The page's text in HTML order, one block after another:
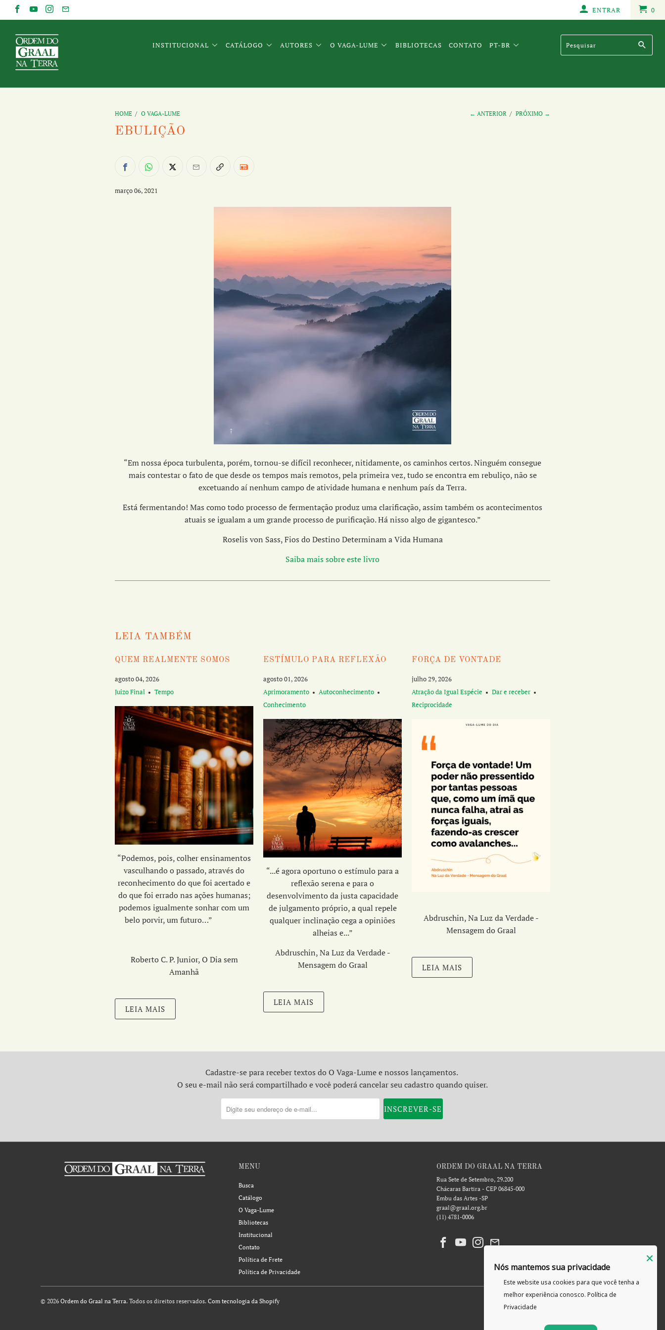
0
ENTRAR
INSTITUCIONAL CATÁLOGO AUTORES O VAGA-LUME BIBLIOTECAS CONTATO PT-BR
HOME / O VAGA-LUME ← ANTERIOR / PRÓXIMO →
EBULIÇÃO
março 06, 2021
“Em nossa época turbulenta, porém, tornou-se difícil reconhecer, nitidamente, os caminhos certos. Ninguém consegue
mais contestar o fato de que desde os tempos mais remotos, pela primeira vez, tudo se encontra em rebuliço, não se
excetuando aí nenhum campo de atividade humana e nenhum país da Terra.
Está fermentando! Mas como todo processo de fermentação produz uma clarificação, assim também os acontecimentos
atuais se igualam a um grande processo de purificação. Há nisso algo de gigantesco.”
Roselis von Sass, Fios do Destino Determinam a Vida Humana
Saiba mais sobre este livro
LEIA TAMBÉM
QUEM REALMENTE SOMOS
agosto 04, 2026
Juizo Final
Tempo
“Podemos, pois, colher ensinamentos
vasculhando o passado, através do
reconhecimento do que foi acertado e
do que foi errado nas ações humanas;
podemos igualmente sonhar com um
belo porvir, um futuro…”
Roberto C. P. Junior, O Dia sem
Amanhã
LEIA MAIS
ESTÍMULO PARA REFLEXÃO
agosto 01, 2026
Aprimoramento
Autoconhecimento
Conhecimento
“...é agora oportuno o estímulo para a
reflexão serena e para o
desenvolvimento dajusta capacidade
de julgamento próprio,a qual repele
qualquer inclinação cega a opiniões
alheias e...”
Abdruschin, Na Luz da Verdade -
Mensagem do Graal
LEIA MAIS
FORÇA DE VONTADE
julho 29, 2026
Atração da Igual Espécie
Dar e receber
Reciprocidade
Abdruschin, Na Luz da Verdade -
Mensagem do Graal
LEIA MAIS
Cadastre-se para receber textos do O Vaga-Lume e nossos lançamentos.
O seu e-mail não será compartilhado e você poderá cancelar seu cadastro quando quiser.
MENU
Busca
Catálogo
O Vaga-Lume
Bibliotecas
Institucional
Contato
Política de Frete
Política de Privacidade
ORDEM DO GRAAL NA TERRA
Rua Sete de Setembro, 29.200
Chácaras Bartira - CEP 06845-000
Embu das Artes -SP
graal@graal.org.br
(11) 4781-0006
© 2026 Ordem do Graal na Terra. Todos os direitos reservados. Com tecnologia da Shopify
Nós mantemos sua privacidade
Este website usa cookies para que você tenha a
melhor experiência conosco. Política de
Privacidade